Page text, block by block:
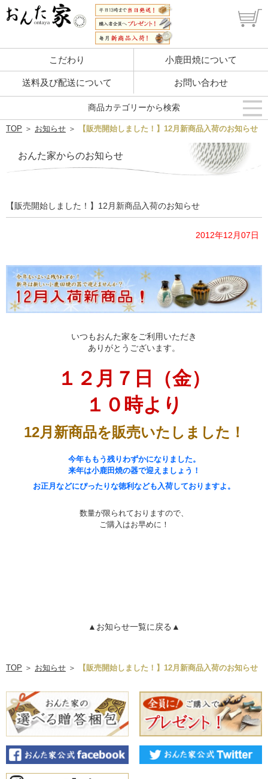
こだわり 小鹿田焼について
送料及び配送について お問い合わせ
TOP ＞ お知らせ ＞ 【販売開始しました！】12月新商品入荷のお知らせ
おんた家からのお知らせ
【販売開始しました！】12月新商品入荷のお知らせ
2012年12月07日
いつもおんた家をご利用いただき
ありがとうございます。
１２ 月７日（金）
１０時より
12月新商品を販売いたしました！
今年ももう残りわずかになりました。
来年は小鹿田焼の器で迎えましょう！
お正月 などにぴったりな徳利なども入荷しておりますよ。
数量が限られておりますので、
ご購入はお早めに！
▲お知らせ一覧に戻る▲
TOP ＞ お知らせ ＞ 【販売開始しました！】12月新商品入荷のお知らせ
商品カテゴリーから検索